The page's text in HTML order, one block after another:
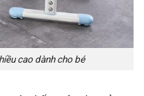
cao dành cho bé